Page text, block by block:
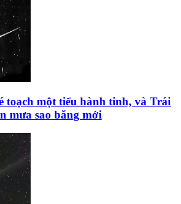
toạch một tiểu hành tinh, và Trái
mưa sao băng mới